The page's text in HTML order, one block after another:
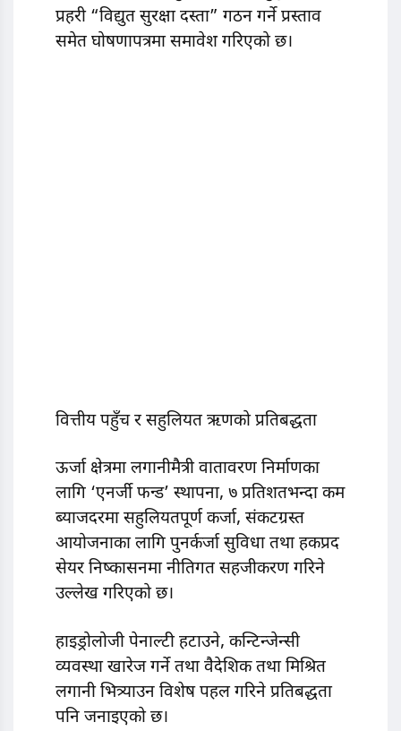
प्रहरी “विद्युत सुरक्षा दस्ता” गठन गर्ने प्रस्ताव
समेत घोषणापत्रमा समावेश गरिएको छ।
वित्तीय पहुँच र सहुलियत ऋणको प्रतिबद्धता
ऊर्जा क्षेत्रमा लगानीमैत्री वातावरण निर्माणका
लागि ‘एनर्जी फन्ड’ स्थापना, ७ प्रतिशतभन्दा कम
ब्याजदरमा सहुलियतपूर्ण कर्जा, संकटग्रस्त
आयोजनाका लागि पुनर्कर्जा सुविधा तथा हकप्रद
सेयर निष्कासनमा नीतिगत सहजीकरण गरिने
उल्लेख गरिएको छ।
हाइड्रोलोजी पेनाल्टी हटाउने, कन्टिन्जेन्सी
व्यवस्था खारेज गर्ने तथा वैदेशिक तथा मिश्रित
लगानी भित्र्याउन विशेष पहल गरिने प्रतिबद्धता
पनि जनाइएको छ।